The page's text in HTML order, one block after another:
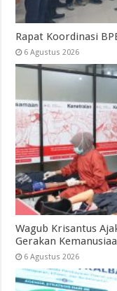
Rapat Koordinasi
6 Agustus 2026
Wagub Krisantus
Gerakan
6 Agustus 2026